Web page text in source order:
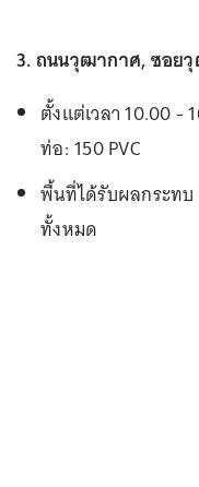
3. ถนนวุฒากาศ, ซอย
ตั้งแต่เวลา 10.00 -
ท่อ: 150 PVC
พื้นที่ได้รับผลกระท
ทั้งหมด